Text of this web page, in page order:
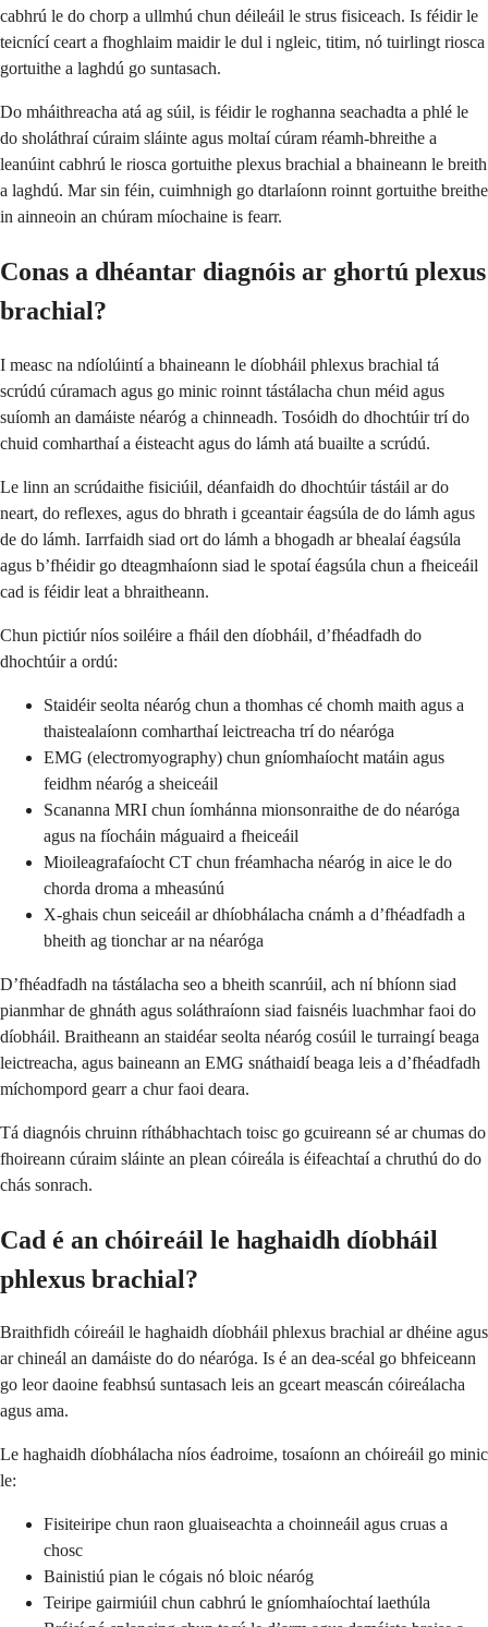
cabhrú le do chorp a ullmhú chun déileáil le strus fisiceach. Is féidir le
teicnící ceart a fhoghlaim maidir le dul i ngleic, titim, nó tuirlingt riosca
gortuithe a laghdú go suntasach.
Do mháithreacha atá ag súil, is féidir le roghanna seachadta a phlé le
do sholáthraí cúraim sláinte agus moltaí cúram réamh-bhreithe a
leanúint cabhrú le riosca gortuithe plexus brachial a bhaineann le breith
a laghdú. Mar sin féin, cuimhnigh go dtarlaíonn roinnt gortuithe breithe
in ainneoin an chúram míochaine is fearr.
Conas a dhéantar diagnóis ar ghortú plexus
brachial?
I measc na ndíolúintí a bhaineann le díobháil phlexus brachial tá
scrúdú cúramach agus go minic roinnt tástálacha chun méid agus
suíomh an damáiste néaróg a chinneadh. Tosóidh do dhochtúir trí do
chuid comharthaí a éisteacht agus do lámh atá buailte a scrúdú.
Le linn an scrúdaithe fisiciúil, déanfaidh do dhochtúir tástáil ar do
neart, do reflexes, agus do bhrath i gceantair éagsúla de do lámh agus
de do lámh. Iarrfaidh siad ort do lámh a bhogadh ar bhealaí éagsúla
agus b’fhéidir go dteagmhaíonn siad le spotaí éagsúla chun a fheiceáil
cad is féidir leat a bhraitheann.
Chun pictiúr níos soiléire a fháil den díobháil, d’fhéadfadh do
dhochtúir a ordú:
Staidéir seolta néaróg chun a thomhas cé chomh maith agus a
thaistealaíonn comharthaí leictreacha trí do néaróga
EMG (electromyography) chun gníomhaíocht matáin agus
feidhm néaróg a sheiceáil
Scananna MRI chun íomhánna mionsonraithe de do néaróga
agus na fíocháin máguaird a fheiceáil
Mioileagrafaíocht CT chun fréamhacha néaróg in aice le do
chorda droma a mheasúnú
X-ghais chun seiceáil ar dhíobhálacha cnámh a d’fhéadfadh a
bheith ag tionchar ar na néaróga
D’fhéadfadh na tástálacha seo a bheith scanrúil, ach ní bhíonn siad
pianmhar de ghnáth agus soláthraíonn siad faisnéis luachmhar faoi do
díobháil. Braitheann an staidéar seolta néaróg cosúil le turraingí beaga
leictreacha, agus baineann an EMG snáthaidí beaga leis a d’fhéadfadh
míchompord gearr a chur faoi deara.
Tá diagnóis chruinn ríthábhachtach toisc go gcuireann sé ar chumas do
fhoireann cúraim sláinte an plean cóireála is éifeachtaí a chruthú do do
chás sonrach.
Cad é an chóireáil le haghaidh díobháil
phlexus brachial?
Braithfidh cóireáil le haghaidh díobháil phlexus brachial ar dhéine agus
ar chineál an damáiste do do néaróga. Is é an dea-scéal go bhfeiceann
go leor daoine feabhsú suntasach leis an gceart meascán cóireálacha
agus ama.
Le haghaidh díobhálacha níos éadroime, tosaíonn an chóireáil go minic
le:
Fisiteiripe chun raon gluaiseachta a choinneáil agus cruas a
chosc
Bainistiú pian le cógais nó bloic néaróg
Teiripe gairmiúil chun cabhrú le gníomhaíochtaí laethúla